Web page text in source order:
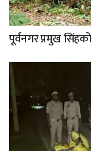
पूर्वनगर प्रमुख